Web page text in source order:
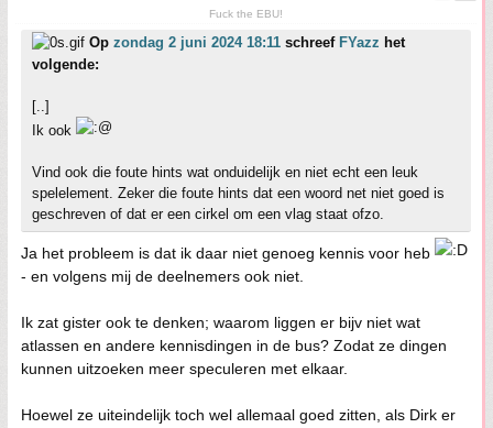
Fuck the EBU!
Op zondag 2 juni 2024 18:11 schreef FYazz het
volgende:
[..]
Ik ook
Vind ook die foute hints wat onduidelijk en niet echt een leuk
spelelement. Zeker die foute hints dat een woord net niet goed is
geschreven of dat er een cirkel om een vlag staat ofzo.
Ja het probleem is dat ik daar niet genoeg kennis voor heb
- en volgens mij de deelnemers ook niet.
Ik zat gister ook te denken; waarom liggen er bijv niet wat
atlassen en andere kennisdingen in de bus? Zodat ze dingen
kunnen uitzoeken meer speculeren met elkaar.
Hoewel ze uiteindelijk toch wel allemaal goed zitten, als Dirk er